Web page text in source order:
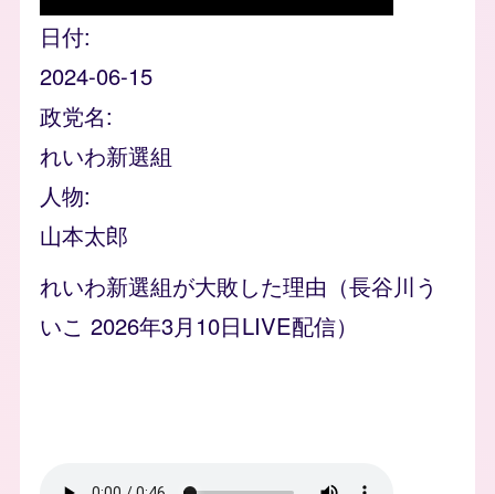
日付
2024-06-15
政党名
れいわ新選組
人物
山本太郎
れいわ新選組が大敗した理由（長谷川う
いこ 2026年3月10日LIVE配信）